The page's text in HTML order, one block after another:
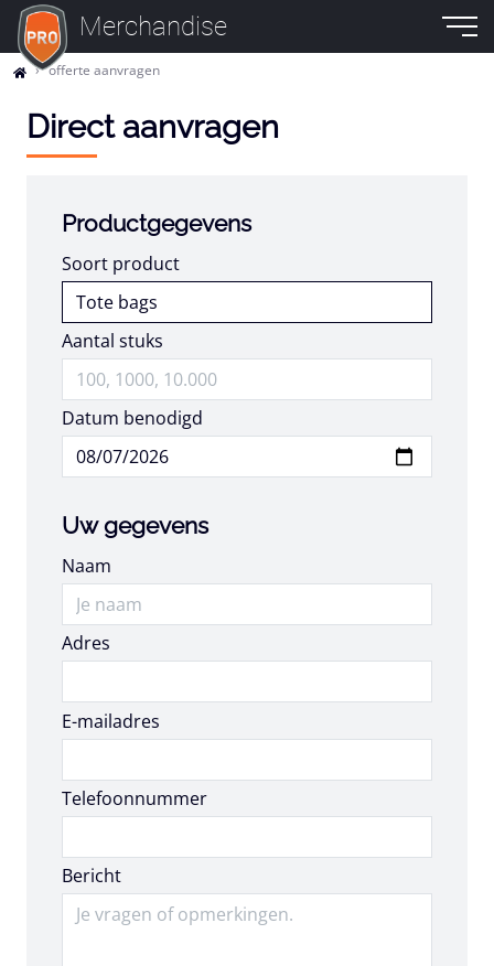
Merchandise
offerte aanvragen
Direct aanvragen
Productgegevens
Soort product
Aantal stuks
Datum benodigd
Uw gegevens
Naam
Adres
E-mailadres
E-mailadres
Telefoonnummer
Bericht